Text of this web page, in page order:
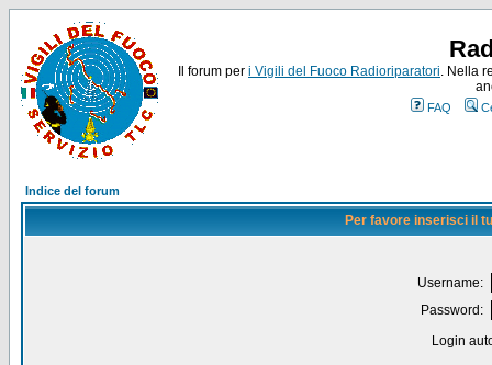
Il forum per i Vigili del Fuoco Radioriparatori. Nella
FAQ
Indice del forum
Per favore inserisci il
Username:
Password:
Login